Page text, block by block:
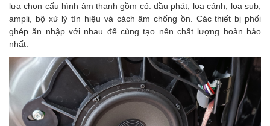
lựa chọn cấu hình âm thanh gồm có: đầu phát, loa cánh, loa sub,
ampli, bộ xử lý tín hiệu và cách âm chống ồn. Các thiết bị phối
ghép ăn nhập với nhau để cùng tạo nên chất lượng hoàn hảo
nhất.